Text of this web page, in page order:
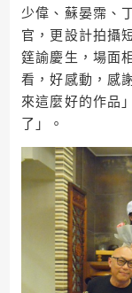
少偉、蘇晏霈、
官，更設計拍攝
筳諭慶生，場面
看，好感動，感
來這麼好的作品
了」。